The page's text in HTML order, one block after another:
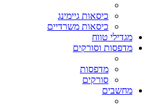
כיסאות גיימינג
כיסאות משרדיים
מגדילי טווח
מדפסות וסורקים
מדפסות
סורקים
מחשבים